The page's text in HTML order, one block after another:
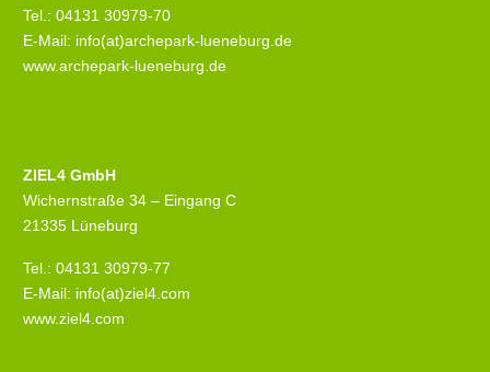
Tel.: 04131 30979-70
E-Mail: info(at)archepark-lueneburg.de
www.archepark-lueneburg.de
ZIEL4 GmbH
Wichernstraße 34 – Eingang C
21335 Lüneburg
Tel.: 04131 30979-77
E-Mail: info(at)ziel4.com
www.ziel4.com